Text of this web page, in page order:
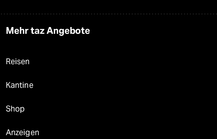
Mehr taz Angebote
Reisen
Kantine
Shop
Anzeigen